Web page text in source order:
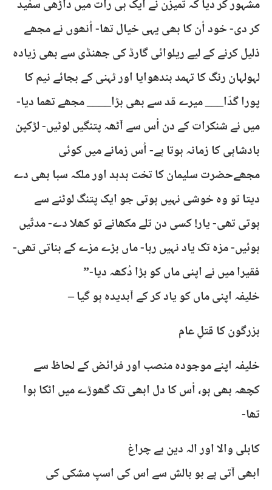
مشہور کر دیا کہ تمیزن نے ایک ہی رات میں داڑھی سفید
کر دی- خود اُن کا بھی یہی خیال تھا- اُنھوں نے مجھے
ذلیل کرنے کے لیے ریلوائی گارڈ کی جھنڈی سے بھی زیادہ
لہولہان رنگ کا تہمد بندھوایا اور ٹہنی کے بجائے نیم کا
پورا گدّا___ میرے قد سے بھی بڑا____ مجھے تھما دیا-
میں نے شنکرات کے دن اُس سے آٹھہ پتنگیں لوٹیں- لڑکپن
بادشاہی کا زمانہ ہوتا ہے- اُس زمانے میں کوئی
مجھےحضرت سلیمان کا تخت ہدہد اور ملکہ سبا بھی دے
دیتا تو وہ خوشی نہیں ہوتی جو ایک پتنگ لوٹنے سے
ہوتی تھی- یار! کسی دن تلے مکھانے تو کھلا دے- مدتّیں
ہوئیں- مزہ تک یاد نہیں رہا- ماں بڑے مزے کے بناتی تھی-
فقیرا میں نے اپنی ماں کو بڑا دُکھہ دیا-”
خلیفہ اپنی ماں کو یاد کر کے آبدیدہ ہو گیا –
بزرگون کا قتلِ عام
خلیفہ اپنے موجودہ منصب اور فرائض کے لحاظ سے
کچھہ بھی ہو، اُس کا دل ابھی تک گھوڑے میں اٹکا ہوا
تھا-
کابلی والا اور الہ دین بے چراغ
ابھی آتی ہے بو بالش سے اس کی اسپِ مشکی کی